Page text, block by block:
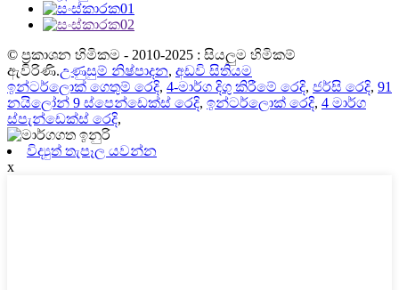
© ප්‍රකාශන හිමිකම - 2010-2025 : සියලුම හිමිකම්
ඇවිරිණි.උණුසුම් නිෂ්පාදන, අඩවි සිතියම
ඉන්ටර්ලොක් ගෙතුම් රෙදි, 4-මාර්ග දිගු කිරීමේ රෙදි, ජර්සි රෙදි, 91
නයිලෝන් 9 ස්පෙන්ඩෙක්ස් රෙදි, ඉන්ටර්ලොක් රෙදි, 4 මාර්ග
ස්පැන්ඩෙක්ස් රෙදි,
විද්‍යුත් තැපෑල යවන්න
x